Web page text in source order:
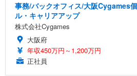
事務/バックオフィス/大阪Cygames
ル・キャリアアップ
株式会社Cygames
大阪府
年収450万円～1,200万円
正社員